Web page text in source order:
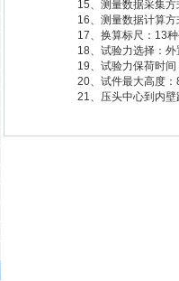
15、测量数据采集
16、测量数据计算
17、换算标尺：13
18、试验力选择：
19、试验力保荷时
20、试件最大高度
21、压头中心到内